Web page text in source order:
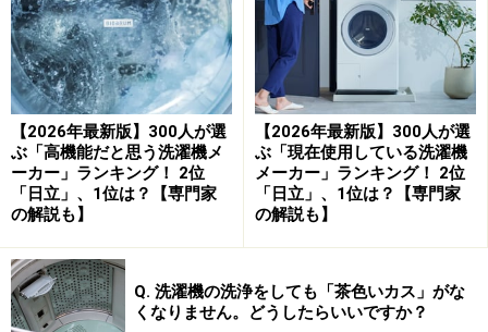
も不安がありません。周囲の家庭でも『日立は
壊れにくい』という声をよく聞きますし、家電
量販店のスタッフからも耐久性の高さを勧めら
れました」（40代男性／北海道）
「５年以上使っていますが全く問題なく使えて
いるからです」（40代男性／北海道）
「自社開発のモーターが非常に頑丈であるとい
う信頼感があるからです」（40代男性／宮城
県）
【2026年最新版】300人が選
ぶ「高機能だと思う洗濯機メ
ーカー」ランキング！ 2位
「日立」、1位は？【専門家
の解説も】
【2026年最新版】300人が選
ぶ「現在使用している洗濯機
メーカー」ランキング！ 2位
「日立」、1位は？【専門家
の解説も】
Q. 洗濯機の洗浄をしても「茶色いカス」がな
くなりません。どうしたらいいですか？